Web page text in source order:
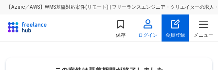
【Azure／AWS】WMS基盤対応案件(リモート) | フリーランスエンジニア・クリエイターの求人
保存 ログイン 会員登録 メニュー